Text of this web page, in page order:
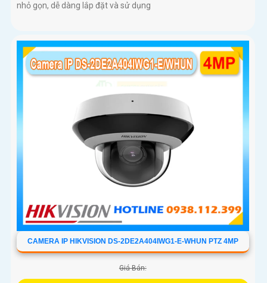
nhỏ gọn, dễ dàng lắp đặt và sử dụng
CAMERA IP HIKVISION DS-2DE2A404IWG1-E-WHUN PTZ 4MP
Giá Bán: